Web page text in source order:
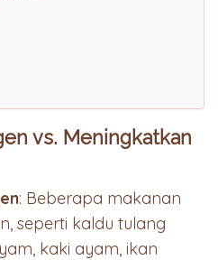
vs. Meningkatkan
: Beberapa makanan
seperti kaldu tulang
kaki ayam, ikan